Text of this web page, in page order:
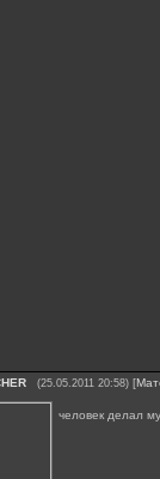
(25.05.2011 20:58) [
человек делал